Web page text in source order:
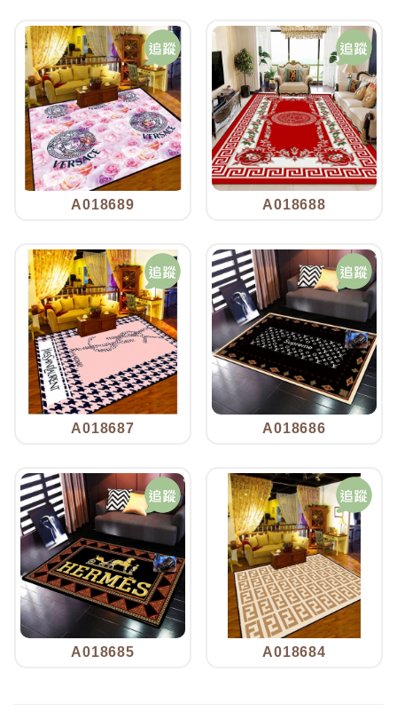
A018689 A018688
A018687 A018686
A018685 A018684